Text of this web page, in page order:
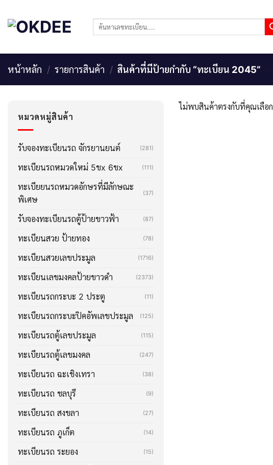
content
ค้นหา:
หน้าหลัก / รายการสินค้า / สินค้าที่มีป้ายกำกับ “ทะเบียน 2045”
หมวดหมู่สินค้า
รับจองทะเบียนรถ จักรยานยนต์ (281)
ทะเบียนรถหมวดใหม่ 5ขx 6ขx (111)
ทะเบียยนรถหมวดอักษรที่มีลักษณะ
พิเศษ
(37)
รับจองทะเบียนรถตู้ป้ายขาวฟ้า (87)
ทะเบียนสวย ป้ายทอง (78)
ทะเบียนสวยเลขประมูล (1716)
ทะเบียนเลขมงคลป้ายขาวดำ (2373)
ทะเบียนรถกระบะ 2 ประตู (11)
ทะเบียนรถกระบะปิคอัพเลขประมูล (125)
ทะเบียนรถตู้เลขประมูล (115)
ทะเบียนรถตู้เลขมงคล (247)
ทะเบียนรถ ฉะเชิงเทรา (38)
ทะเบียนรถ ชลบุรี (9)
ทะเบียนรถ สงขลา (27)
ทะเบียนรถ ภูเก็ต (14)
ทะเบียนรถ ระยอง (15)
ไม่พบสินค้าตรงกับที่คุณเลือก